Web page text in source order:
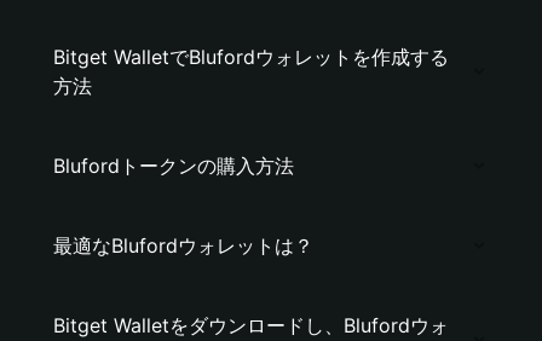
Bitget WalletでBlufordウォレットを作成する
方法
Blufordトークンの購入方法
最適なBlufordウォレットは？
Bitget Walletをダウンロードし、Blufordウォ